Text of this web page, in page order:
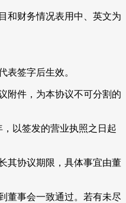
财务情况表用中、英文为
签字后生效。
件，为本协议不可分割的
以签发的营业执照之日起
协议期限，具体事宜由董
事会一致通过。若有未尽